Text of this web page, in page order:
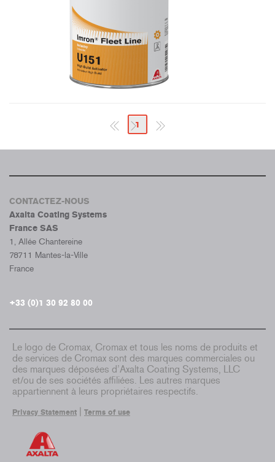
1
CONTACTEZ-NOUS
Axalta Coating Systems
France SAS
1, Allée Chantereine
78711 Mantes-la-Ville
France
+33 (0)1 30 92 80 00
Le logo de Cromax, Cromax et tous les noms de produits et
de services de Cromax sont des marques commerciales ou
des marques déposées d’Axalta Coating Systems, LLC
et/ou de ses sociétés affiliées. Les autres marques
appartiennent à leurs propriétaires respectifs.
Privacy Statement Terms of use